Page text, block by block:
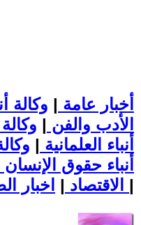
أخبار عامة | وكالة
الأدب والفن | وكالة
أنباء العلمانية |
أنباء حقوق الإنسان
الاقتصاد | |